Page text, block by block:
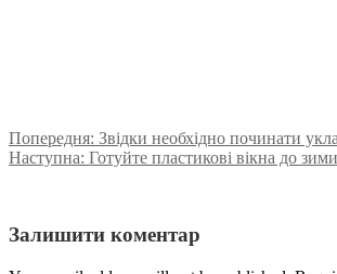
Попередня: Звідки необхідно починати
Наступна: Готуйте пластикові вікна до
Залишити коментар